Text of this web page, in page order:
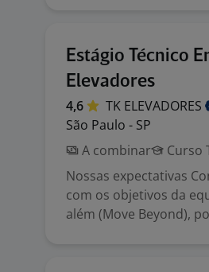
Estágio Técnico
Elevadores
4,6 TK ELEVADORES
São Paulo - SP
A combinar
Curso
Nossas expectativas
com os objetivos da
além (Move Beyond),